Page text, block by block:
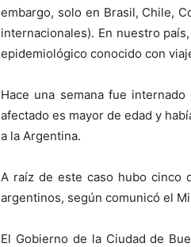
embargo, solo en Brasil, Chile,
internacionales). En nuestro
epidemiológico conocido con
Hace una semana fue
afectado es mayor de edad y
a la Argentina.
A raíz de este caso hubo cinco
argentinos, según comunicó el
El Gobierno de la Ciudad de